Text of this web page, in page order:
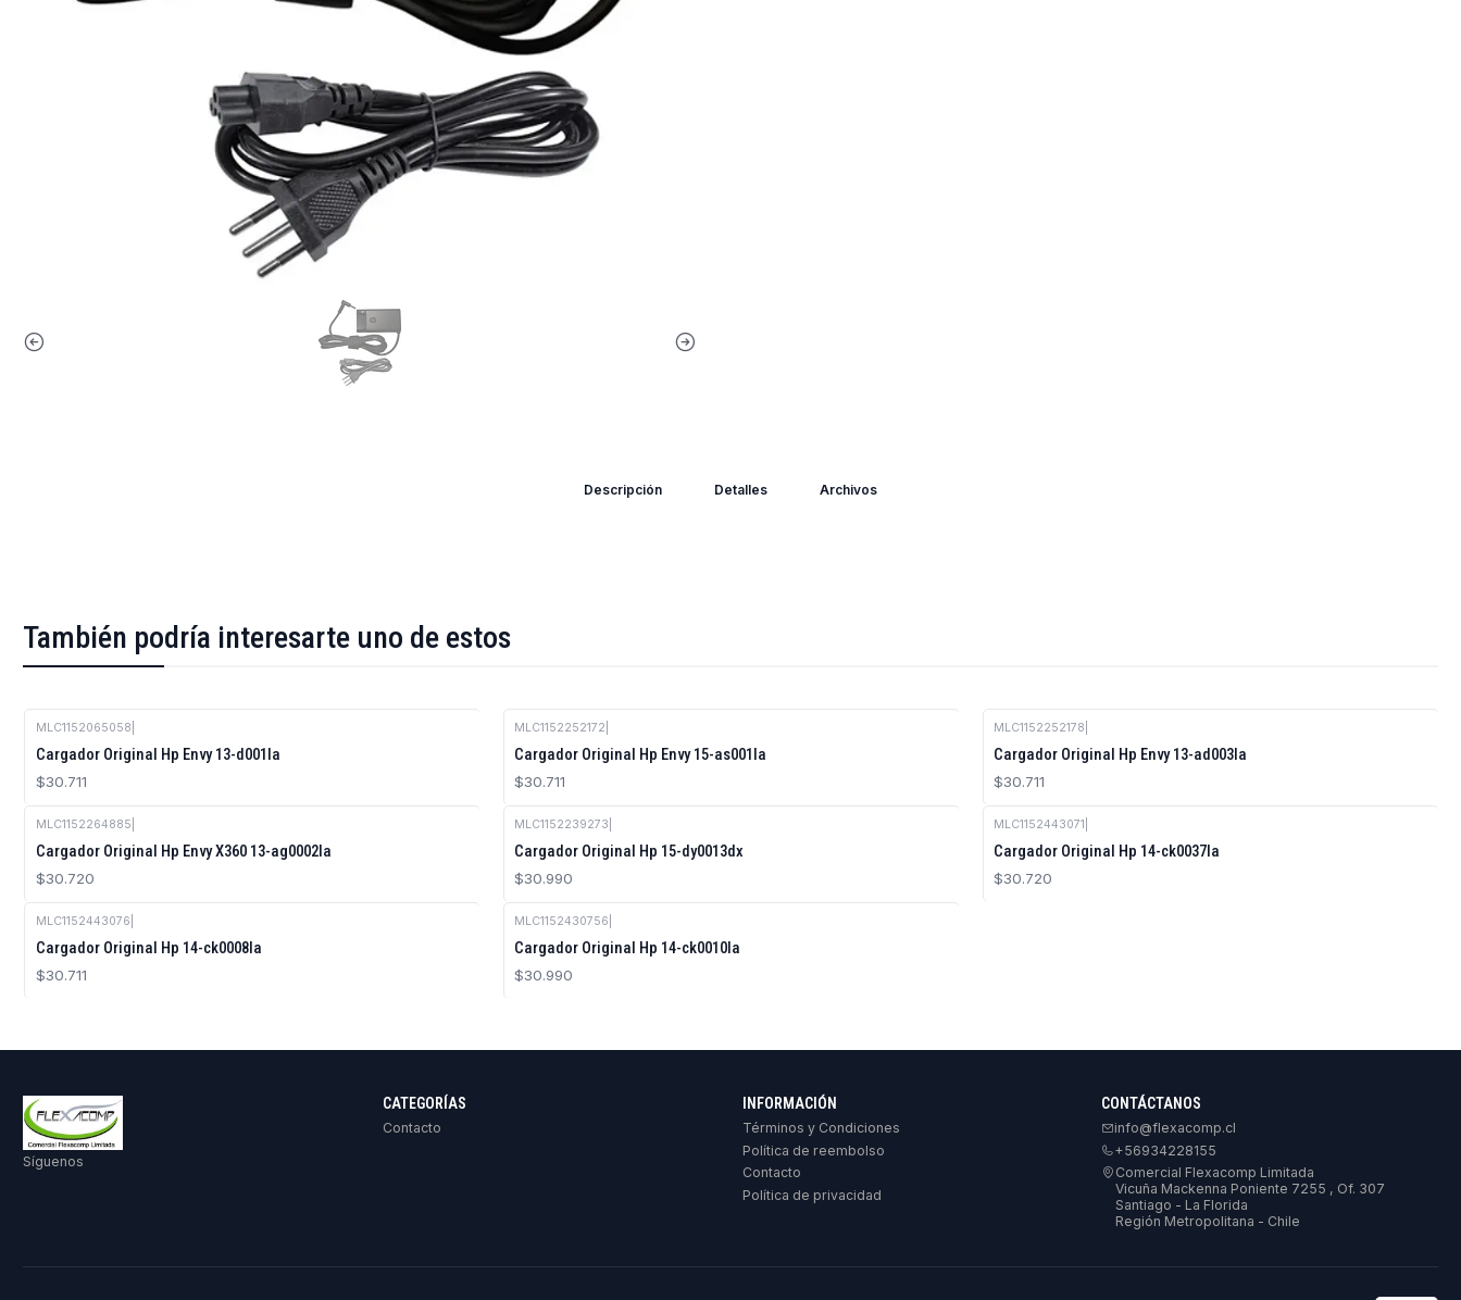
Descripción Detalles Archivos
También podría interesarte uno de estos
MLC1152065058
Cargador Original Hp Envy 13-d001la
$30.711
MLC1152252172
Cargador Original Hp Envy 15-as001la
$30.711
MLC1152252178
Cargador Original Hp Envy 13-ad003la
$30.711
MLC1152264885
Cargador Original Hp Envy X360 13-ag0002la
$30.720
MLC1152239273
Cargador Original Hp 15-dy0013dx
$30.990
MLC1152443071
Cargador Original Hp 14-ck0037la
$30.720
MLC1152443076
Cargador Original Hp 14-ck0008la
$30.711
MLC1152430756
Cargador Original Hp 14-ck0010la
$30.990
Síguenos
CATEGORÍAS
Contacto
INFORMACIÓN
Términos y Condiciones
Política de reembolso
Contacto
Política de privacidad
CONTÁCTANOS
info@flexacomp.cl
+56934228155
Comercial Flexacomp Limitada
Vicuña Mackenna Poniente 7255 , Of. 307
Santiago - La Florida
Región Metropolitana - Chile